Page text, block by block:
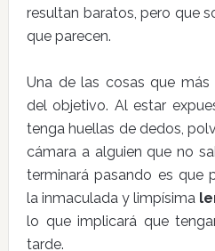
resultan baratos, pero que
que parecen.
Una de las cosas que
del objetivo. Al estar
tenga huellas de dedos,
cámara a alguien que no
terminará pasando es que
la inmaculada y limpísima
lo que implicará que
tarde.